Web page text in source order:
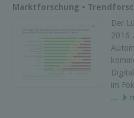
Marktforschung •
Der
2016
im
...